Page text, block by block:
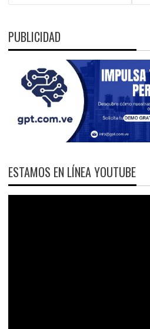
PUBLICIDAD
ESTAMOS EN LÍNEA YOUTUBE